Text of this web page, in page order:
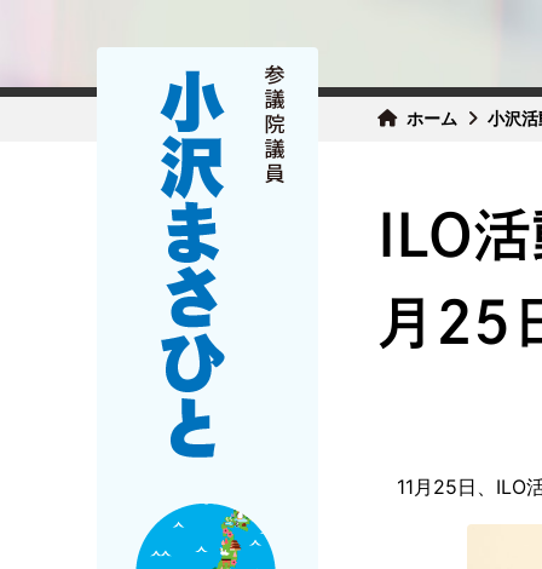
ホーム 小沢
ILO
月25
11月25日、ILO